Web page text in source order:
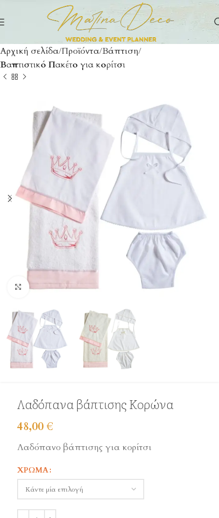
Αρχική σελίδα Προϊόντα Βάπτιση
Βαπτιστικό Πακέτο για κορίτσι
Click to enlarge
Λαδόπανα βάπτισης Κορώνα
48,00€
Λαδόπανο βάπτισης για κορίτσι
ΧΡΏΜΑ